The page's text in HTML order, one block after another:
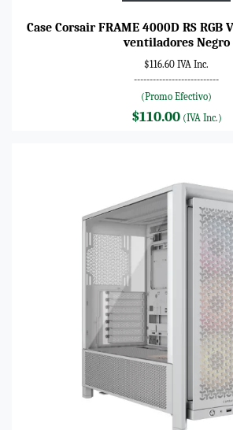
Case Corsair FRAME 4000D RS
ventiladores Negro
$116.60 IVA Inc.
---------------------------
(Promo Efectivo)
$110.00(IVA Inc.)